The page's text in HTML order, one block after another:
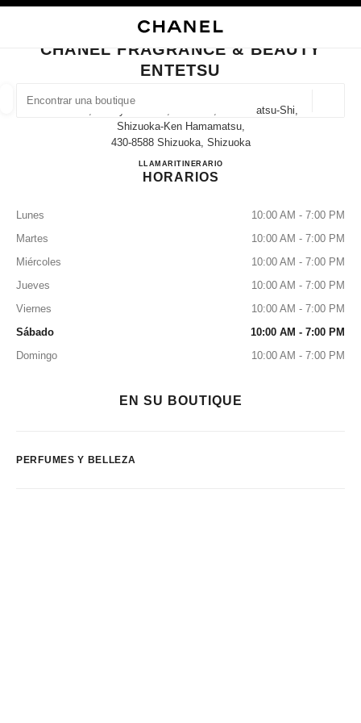
BUSCAR UNA BOUTIQUE
las sugerencias se muestran debajo de esta barra de búsqueda
0 Sugerencias disponibles
CERRAR TARJETA DE BOUTIQUE CHANEL FRAGRANCE & BEAUTY
CHANEL FRAGRANCE & BEAUTY
ENTETSU
320-2, Sunayama-Cho, Chuo-Ku, Hamamatsu-Shi,
Shizuoka-Ken Hamamatsu,
430-8588 Shizuoka, Shizuoka
LLAMAR053-457-5254
ITINERARIOCHANEL FRAGRANCE &
HORARIOS
Lunes
10:00 AM - 7:00 PM
Martes
10:00 AM - 7:00 PM
Miércoles
10:00 AM - 7:00 PM
Jueves
10:00 AM - 7:00 PM
Viernes
10:00 AM - 7:00 PM
Sábado
10:00 AM - 7:00 PM
Domingo
10:00 AM - 7:00 PM
EN SU BOUTIQUE
PERFUMES Y BELLEZA
resultado de los filtros por: RELOJERÍA Y JOYERÍA